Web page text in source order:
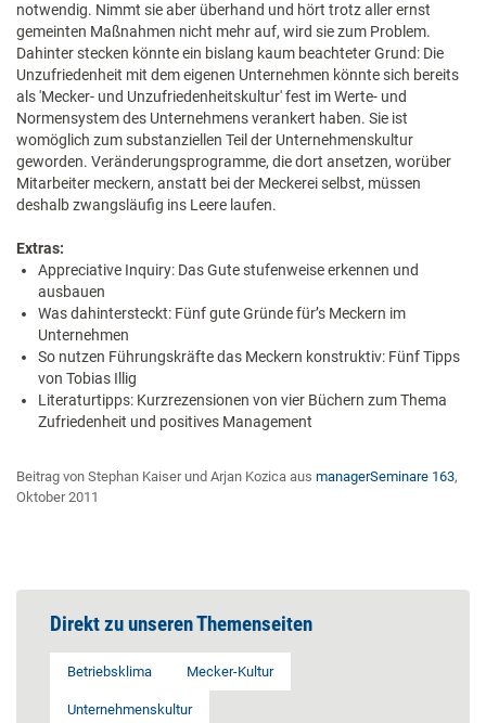
notwendig. Nimmt sie aber überhand und hört trotz aller ernst
gemeinten Maßnahmen nicht mehr auf, wird sie zum Problem.
Dahinter stecken könnte ein bislang kaum beachteter Grund: Die
Unzufriedenheit mit dem eigenen Unternehmen könnte sich bereits
als 'Mecker- und Unzufriedenheitskultur' fest im Werte- und
Normensystem des Unternehmens verankert haben. Sie ist
womöglich zum substanziellen Teil der Unternehmenskultur
geworden. Veränderungsprogramme, die dort ansetzen, worüber
Mitarbeiter meckern, anstatt bei der Meckerei selbst, müssen
deshalb zwangsläufig ins Leere laufen.
Extras:
Appreciative Inquiry: Das Gute stufenweise erkennen und
ausbauen
Was dahintersteckt: Fünf gute Gründe für’s Meckern im
Unternehmen
So nutzen Führungskräfte das Meckern konstruktiv: Fünf Tipps
von Tobias Illig
Literaturtipps: Kurzrezensionen von vier Büchern zum Thema
Zufriedenheit und positives Management
Beitrag von Stephan Kaiser und Arjan Kozica aus managerSeminare 163,
Oktober 2011
Direkt zu unseren Themenseiten
Betriebsklima Mecker-Kultur
Unternehmenskultur